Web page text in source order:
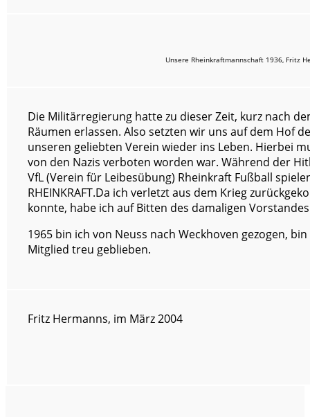
Unsere Rheinkraftmannschaft 1936, Fritz
Die Militärregierung hatte zu dieser Zeit, kurz nach
Räumen erlassen. Also setzten wir uns auf dem Hof
unseren geliebten Verein wieder ins Leben. Hierbei
von den Nazis verboten worden war. Während der
VfL (Verein für Leibesübung) Rheinkraft Fußball
RHEINKRAFT.Da ich verletzt aus dem Krieg
konnte, habe ich auf Bitten des damaligen
1965 bin ich von Neuss nach Weckhoven gezogen,
Mitglied treu geblieben.
Fritz Hermanns, im März 2004